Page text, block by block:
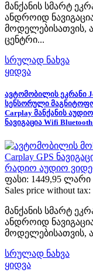
მანქანის სმარტ
ანდროიდ ნავიგაცია
მოდელებისათვის,
ცენტრი...
სრულად ნახვა
ყიდვა
ავტომობილის ეკრანი
სენსორული
Carplay მანქანის
ნავიგაცია Wifi
ფასი: 1449,95 ლარი
Sales price without tax:
მანქანის სმარტ
ანდროიდ ნავიგაცია
მოდელებისათვის,
სრულად ნახვა
ყიდვა